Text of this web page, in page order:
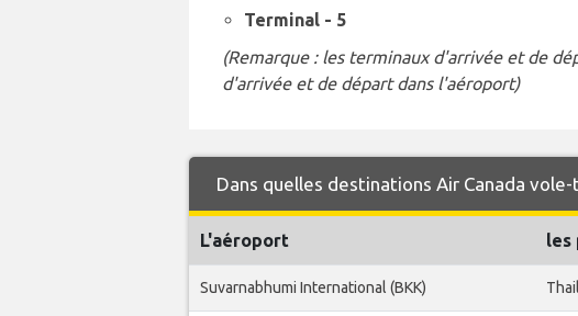
Terminal - 5
(Remarque : les terminaux d'arrivée et de
d'arrivée et de départ dans l'aéroport)
Dans quelles destinations Air Canada
L'aéroport les
Suvarnabhumi International (BKK)